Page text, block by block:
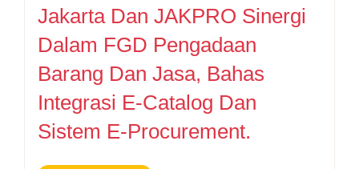
Jakarta Dan JAKPRO Sinergi
Dalam FGD Pengadaan
Barang Dan Jasa, Bahas
Integrasi E-Catalog Dan
Sistem E-Procurement.